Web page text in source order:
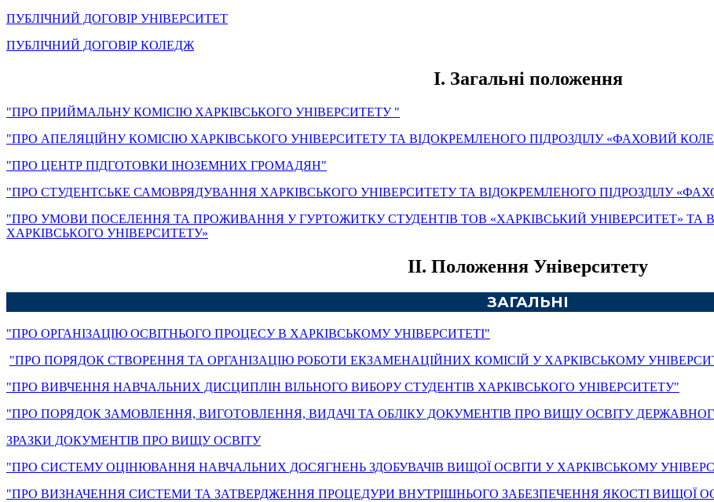
ПУБЛІЧНИЙ ДОГОВІР УНІВЕРСИТЕТ
ПУБЛІЧНИЙ ДОГОВІР КОЛЕДЖ
I. Загальні положення
"ПРО ПРИЙМАЛЬНУ КОМІСІЮ ХАРКІВСЬКОГО УНІВЕРСИТЕТУ "
"ПРО АПЕЛЯЦІЙНУ КОМІСІЮ ХАРКІВСЬКОГО УНІВЕРСИТЕТУ ТА ВІДОКРЕМЛЕНОГО ПІДРОЗДІЛУ «ФАХОВИЙ
"ПРО ЦЕНТР ПІДГОТОВКИ ІНОЗЕМНИХ ГРОМАДЯН"
"ПРО СТУДЕНТСЬКЕ САМОВРЯДУВАННЯ ХАРКІВСЬКОГО УНІВЕРСИТЕТУ ТА ВІДОКРЕМЛЕНОГО ПІДРОЗДІЛУ
"ПРО УМОВИ ПОСЕЛЕННЯ ТА ПРОЖИВАННЯ У ГУРТОЖИТКУ СТУДЕНТІВ ТОВ «ХАРКІВСЬКИЙ УНІВЕРСИТЕТ» ТА
ХАРКІВСЬКОГО УНІВЕРСИТЕТУ»
II. Положення Університету
ЗАГАЛЬНІ
"ПРО ОРГАНІЗАЦІЮ ОСВІТНЬОГО ПРОЦЕСУ В ХАРКІВСЬКОМУ УНІВЕРСИТЕТІ"
"ПРО ПОРЯДОК СТВОРЕННЯ ТА ОРГАНІЗАЦІЮ РОБОТИ ЕКЗАМЕНАЦІЙНИХ КОМІСІЙ У ХАРКІВСЬКОМУ
"ПРО ВИВЧЕННЯ НАВЧАЛЬНИХ ДИСЦИПЛІН ВІЛЬНОГО ВИБОРУ СТУДЕНТІВ ХАРКІВСЬКОГО УНІВЕРСИТЕТУ"
"ПРО ПОРЯДОК ЗАМОВЛЕННЯ, ВИГОТОВЛЕННЯ, ВИДАЧІ ТА ОБЛІКУ ДОКУМЕНТІВ ПРО ВИЩУ ОСВІТУ
ЗРАЗКИ ДОКУМЕНТІВ ПРО ВИЩУ ОСВІТУ
"ПРО СИСТЕМУ ОЦІНЮВАННЯ НАВЧАЛЬНИХ ДОСЯГНЕНЬ ЗДОБУВАЧІВ ВИЩОЇ ОСВІТИ У ХАРКІВСЬКОМУ
"ПРО ВИЗНАЧЕННЯ СИСТЕМИ ТА ЗАТВЕРДЖЕННЯ ПРОЦЕДУРИ ВНУТРІШНЬОГО ЗАБЕЗПЕЧЕННЯ ЯКОСТІ ВИЩОЇ